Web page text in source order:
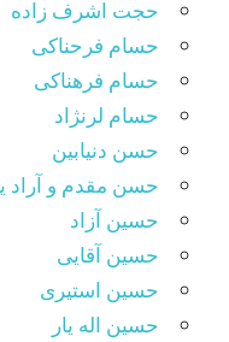
حجت اشرف زاده
حسام فرحناکی
حسام فرهناکی
حسام لرنژاد
حسن دنیابین
حسن مقدم و آراد
حسین آزاد
حسین آقایی
حسین استیری
حسین اله یار